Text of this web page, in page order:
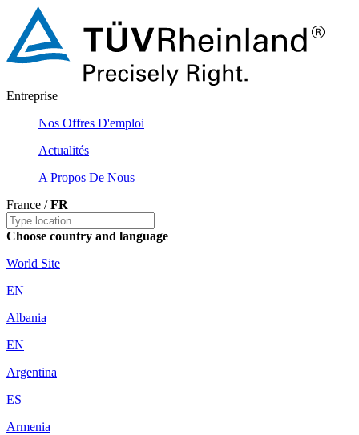
Entreprise
Nos Offres D'emploi
Actualités
A Propos De Nous
France /FR
Choose country and language
World Site
EN
Albania
EN
Argentina
ES
Armenia